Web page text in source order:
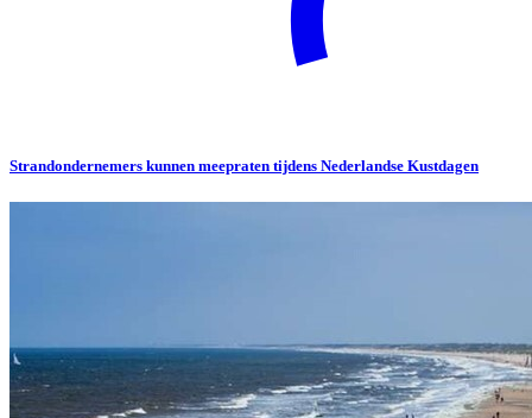
Strandondernemers kunnen meepraten tijdens Nederlandse Kustdagen